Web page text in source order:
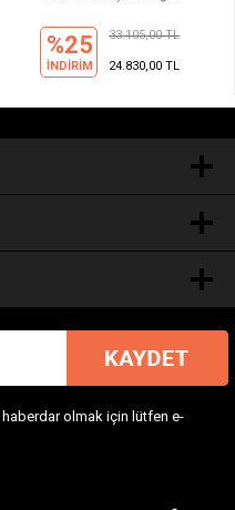
%25
İNDİRİM
33.105,00 TL
24.830,00 TL
haberdar olmak için lütfen e-